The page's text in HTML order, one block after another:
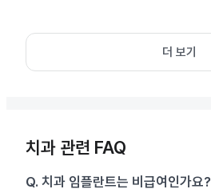
더 보기
치과 관련 FAQ
Q. 치과 임플란트는 비급여인가요?